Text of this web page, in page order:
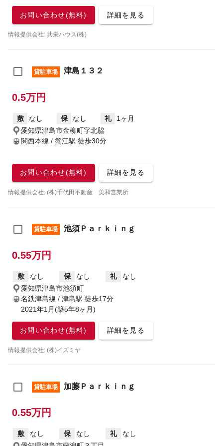
お問い合わせ(無料) 詳細を見る
情報提供会社: 共栄ハウス(株)
貸駐車場 津島１３２
0.5万円
敷 なし 保 なし 礼
1ヶ月
愛知県津島市金柳町字北脇
関西本線 / 蟹江駅 徒歩30分
お問い合わせ(無料) 詳細を見る
情報提供会社: (株)千代田不動産 美和営業所
貸駐車場 池須Ｐａｒｋｉｎｇ
0.55万円
敷 なし 保 なし 礼
なし
愛知県津島市池須町
名鉄津島線 / 津島駅 徒歩17分
2021年1月(築5年8ヶ月)
お問い合わせ(無料) 詳細を見る
情報提供会社: (株)イズミヤ
貸駐車場 加藤Ｐａｒｋｉｎｇ
0.55万円
敷 なし 保 なし 礼
なし